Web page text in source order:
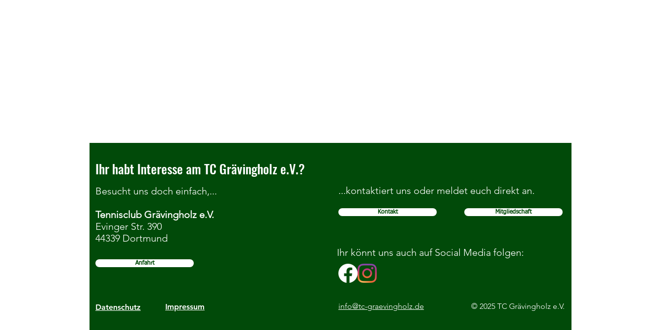
Infoveranstaltung
Jugendmannschaftsspiele 2026
Ihr habt Interesse am TC Grävingholz e.V.?
Besucht uns doch einfach,...
Tennisclub Grävingholz e.V.
Evinger Str. 390
44339 Dortmund
Anfahrt
Datenschutz Impressum
...kontaktiert uns oder meldet euch direkt an.
Kontakt Mitgliedschaft
Ihr könnt uns auch auf Social Media folgen:
info@tc-graevingholz.de © 2025 TC Grävingholz e.V.